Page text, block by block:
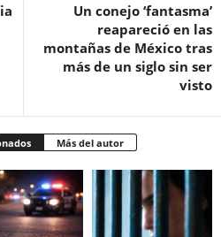
Un conejo ‘fantasma’
reapareció en las
montañas de México tras
más de un siglo sin ser
visto
Más del autor